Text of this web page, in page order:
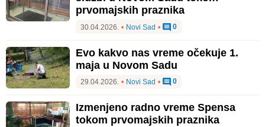
prvomajskih praznika
30.04.2026. • Novi Sad • 0
Evo kakvo nas vreme očekuje 1.
maja u Novom Sadu
29.04.2026. • Novi Sad • 0
Izmenjeno radno vreme Spensa
tokom prvomajskih praznika